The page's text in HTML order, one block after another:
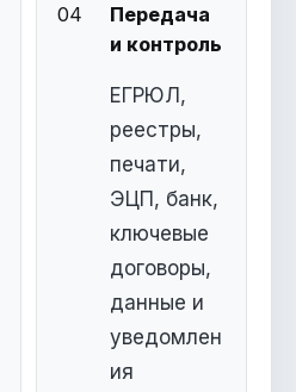
04
Передача
и контроль
ЕГРЮЛ,
реестры,
печати,
ЭЦП, банк,
ключевые
договоры,
данные и
уведомлен
ия